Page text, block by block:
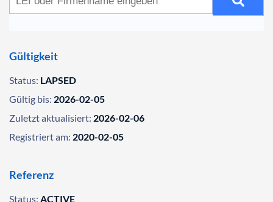
Gültigkeit
Status: LAPSED
Gültig bis: 2026-02-05
Zuletzt aktualisiert: 2026-02-06
Registriert am: 2020-02-05
Referenz
Status: ACTIVE